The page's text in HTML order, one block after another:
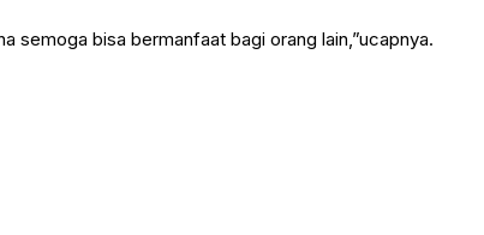
semoga bisa bermanfaat bagi orang lain,”ucapnya.